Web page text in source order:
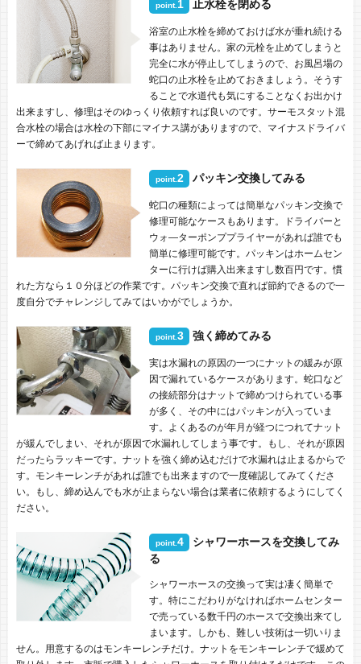
point. 1 止水栓を閉める
浴室の止水栓を締めておけば水が垂れ続ける
事はありません。家の元栓を止めてしまうと
完全に水が停止してしまうので、お風呂場の
蛇口の止水栓を止めておきましょう。そうす
ることで水道代も気にすることなくお出かけ
出来ますし、修理はそのゆっくり依頼すれば良いのです。サーモスタット混
合水栓の場合は水栓の下部にマイナス講がありますので、マイナスドライバ
ーで締めてあげれば止まります。
point.2 パッキン交換してみる
蛇口の種類によっては簡単なパッキン交換で
修理可能なケースもあります。ドライバーと
ウォ―ターポンププライヤーがあれば誰でも
簡単に修理可能です。パッキンはホームセン
ターに行けば購入出来ますし数百円です。慣
れた方なら１０分ほどの作業です。パッキン交換で直れば節約できるので一
度自分でチャレンジしてみてはいかがでしょうか。
point.3 強く締めてみる
実は水漏れの原因の一つにナットの緩みが原
因で漏れているケースがあります。蛇口など
の接続部分はナットで締めつけられている事
が多く、その中にはパッキンが入っていま
す。よくあるのが年月が経つにつれてナット
が緩んでしまい、それが原因で水漏れしてしまう事です。もし、それが原因
だったらラッキーです。ナットを強く締め込むだけで水漏れは止まるからで
す。モンキーレンチがあれば誰でも出来ますので一度確認してみてくださ
い。もし、締め込んでも水が止まらない場合は業者に依頼するようにしてく
ださい。
point.4
シャワーホースを交換してみ
る
シャワーホースの交換って実は凄く簡単で
す。特にこだわりがなければホームセンター
で売っている数千円のホースで交換出来てし
まいます。しかも、難しい技術は一切いりま
せん。用意するのはモンキーレンチだけ。ナットをモンキーレンチで緩めて